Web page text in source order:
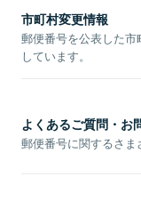
市町村変更情報
郵便番号を公表した
しています。
よくあるご質問・お
郵便番号に関するさま